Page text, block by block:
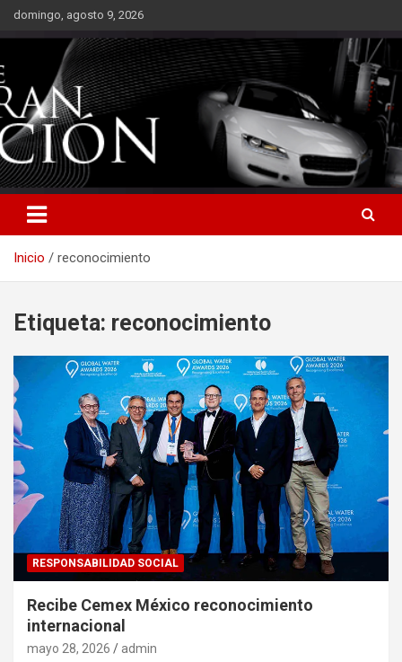
Saltardomingo, agosto 9, 2026
Inicio reconocimiento
Etiqueta: reconocimiento
RESPONSABILIDAD SOCIAL
Recibe Cemex México reconocimiento
internacional
mayo 28, 2026 admin